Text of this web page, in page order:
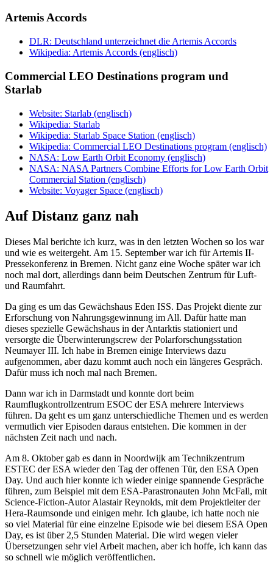
Artemis Accords
DLR: Deutschland unterzeichnet die Artemis Accords
Wikipedia: Artemis Accords (englisch)
Commercial LEO Destinations program und
Starlab
Website: Starlab (englisch)
Wikipedia: Starlab
Wikipedia: Starlab Space Station (englisch)
Wikipedia: Commercial LEO Destinations program (englisch)
NASA: Low Earth Orbit Economy (englisch)
NASA: NASA Partners Combine Efforts for Low Earth Orbit
Commercial Station (englisch)
Website: Voyager Space (englisch)
Auf Distanz ganz nah
Dieses Mal berichte ich kurz, was in den letzten Wochen so los war
und wie es weitergeht. Am 15. September war ich für Artemis II-
Pressekonferenz in Bremen. Nicht ganz eine Woche später war ich
noch mal dort, allerdings dann beim Deutschen Zentrum für Luft-
und Raumfahrt.
Da ging es um das Gewächshaus Eden ISS. Das Projekt diente zur
Erforschung von Nahrungsgewinnung im All. Dafür hatte man
dieses spezielle Gewächshaus in der Antarktis stationiert und
versorgte die Überwinterungscrew der Polarforschungsstation
Neumayer III. Ich habe in Bremen einige Interviews dazu
aufgenommen, aber dazu kommt auch noch ein längeres Gespräch.
Dafür muss ich noch mal nach Bremen.
Dann war ich in Darmstadt und konnte dort beim
Raumflugkontrollzentrum ESOC der ESA mehrere Interviews
führen. Da geht es um ganz unterschiedliche Themen und es werden
vermutlich vier Episoden daraus entstehen. Die kommen in der
nächsten Zeit nach und nach.
Am 8. Oktober gab es dann in Noordwijk am Technikzentrum
ESTEC der ESA wieder den Tag der offenen Tür, den ESA Open
Day. Und auch hier konnte ich wieder einige spannende Gespräche
führen, zum Beispiel mit dem ESA-Parastronauten John McFall, mit
Science-Fiction-Autor Alastair Reynolds, mit dem Projektleiter der
Hera-Raumsonde und einigen mehr. Ich glaube, ich hatte noch nie
so viel Material für eine einzelne Episode wie bei diesem ESA Open
Day, es ist über 2,5 Stunden Material. Die wird wegen vieler
Übersetzungen sehr viel Arbeit machen, aber ich hoffe, ich kann das
so schnell wie möglich veröffentlichen.